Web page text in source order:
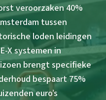
veroorzaken 40%
tussen
loden leidingen
X systemen in
brengt specifieke
bespaart 75%
euro’s